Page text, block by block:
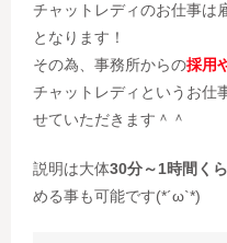
チャットレディのお仕事は
となります！
その為、事務所からの採用
チャットレディというお仕
せていただきます＾＾
説明は大体30分～1時間く
める事も可能です(*´ω`*)